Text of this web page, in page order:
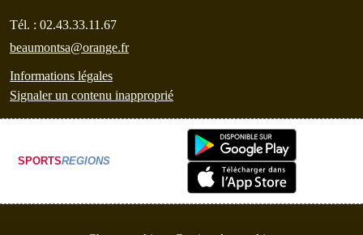
Tél. : 02.43.33.11.67
beaumontsa@orange.fr
Informations légales
Signaler un contenu inapproprié
SPORTSREGIONS